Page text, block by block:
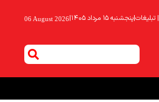
| تبلیغات|پنجشنبه ۱۵ مرداد ۱۴۰۵ |
06 August 2026